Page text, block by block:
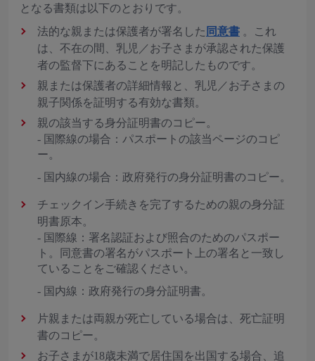
となる書類は以下のとおりです。
法的な親または保護者が署名した 同意書 。これ
は、不在の間、乳児／お子さまが承認された保護
者の監督下にあることを明記したものです。
親または保護者の詳細情報と、乳児／お子さまの
親子関係を証明する有効な書類。
親の該当する身分証明書のコピー。
- 国際線の場合：パスポートの該当ページのコピ
ー。
- 国内線の場合：政府発行の身分証明書のコピー。
チェックイン手続きを完了するための親の身分証
明書原本。
- 国際線：署名認証および照合のためのパスポー
ト。同意書の署名がパスポート上の署名と一致し
ていることをご確認ください。
- 国内線：政府発行の身分証明書。
片親または両親が死亡している場合は、死亡証明
書のコピー。
お子さまが18歳未満で居住国を出国する場合、追